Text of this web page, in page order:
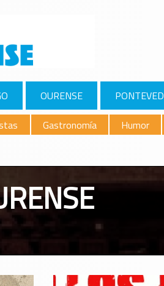
OURENSE
Gastronomía Humor